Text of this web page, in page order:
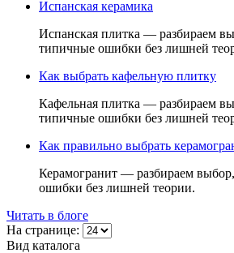
Испанская керамика
Испанская плитка — разбираем
типичные ошибки без лишней
Как выбрать кафельную плитку
Кафельная плитка — разбираем
типичные ошибки без лишней
Как правильно выбрать
Керамогранит — разбираем
ошибки без лишней теории.
Читать в блоге
На странице:
Вид каталога